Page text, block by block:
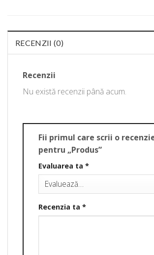
RECENZII (0)
Recenzii
Nu există recenzii până acum.
Fii primul care scrii o
pentru „Produs”
Evaluarea ta *
Recenzia ta *